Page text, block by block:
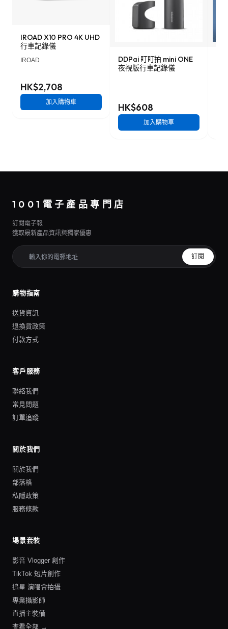
IROAD X10 PRO 4K UHD
行車記錄儀
IROAD
HK$2,708
加入購物車
DDPai 盯盯拍 mini ONE
夜視版行車記錄儀
HK$608
加入購物車
1001電子產品專門店
訂閱電子報
獲取最新產品資訊與獨家優惠
訂閱
購物指南
送貨資訊
退換貨政策
付款方式
客戶服務
聯絡我們
常見問題
訂單追蹤
關於我們
關於我們
部落格
私隱政策
服務條款
場景套裝
影音 Vlogger 創作
TikTok 短片創作
追星 演唱會拍攝
專業攝影師
直播主裝備
查看全部 →